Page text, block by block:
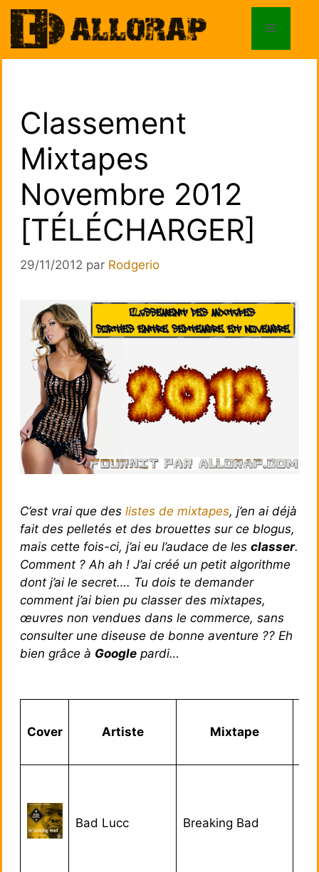
Aller
au
contenu
Menu
Classement
Mixtapes
Novembre 2012
[TÉLÉCHARGER]
29/11/2012 par Rodgerio
C’est vrai que des listes de mixtapes, j’en ai déjà
fait des pelletés et des brouettes sur ce blogus,
mais cette fois-ci, j’ai eu l’audace de les classer.
Comment ? Ah ah ! J’ai créé un petit algorithme
dont j’ai le secret…. Tu dois te demander
comment j’ai bien pu classer des mixtapes,
œuvres non vendues dans le commerce, sans
consulter une diseuse de bonne aventure ?? Eh
bien grâce à Google pardi…
Cover Artiste Mixtape
Bad Lucc Breaking Bad